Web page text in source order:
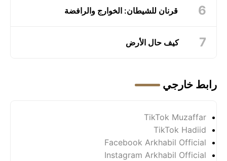
قرنان للشيطان: الخوارج والرافضة
كيف حال الأرض
رابط خارجي
TikTok Muzaffar
TikTok Hadiid
Facebook Arkhabil Official
Instagram Arkhabil Official